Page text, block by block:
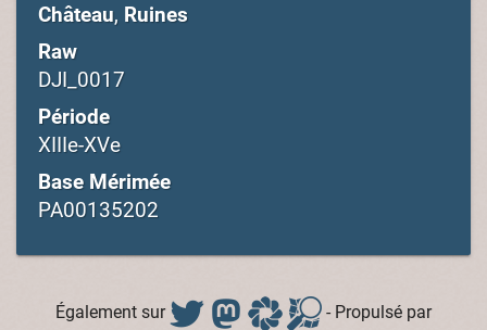
Château, Ruines
Raw
DJI_0017
Période
XIIIe-XVe
Base Mérimée
PA00135202
Également sur
- Propulsé par